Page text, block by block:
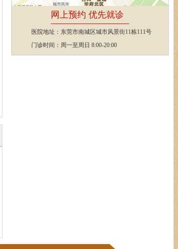
网上预约 优先就诊
医院地址：东莞市南城区城市风景街11栋111号
门诊时间：周一至周日 8:00-20:00